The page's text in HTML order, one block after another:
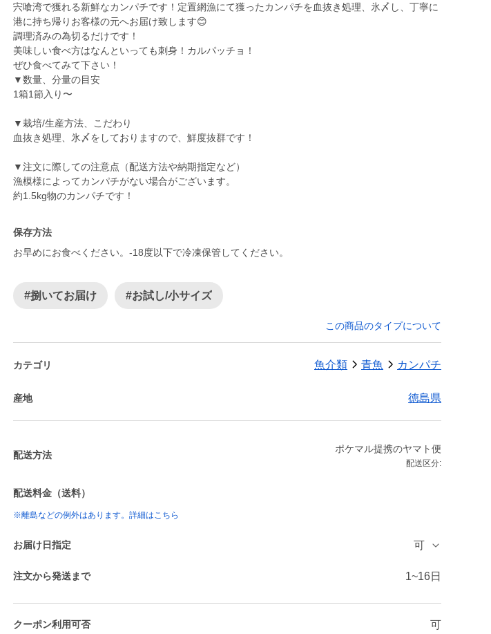
宍喰湾で獲れる新鮮なカンパチです！定置網漁にて獲ったカンパチを血抜き処理、氷〆し、丁寧に
港に持ち帰りお客様の元へお届け致します😊
調理済みの為切るだけです！
美味しい食べ方はなんといっても刺身！カルパッチョ！
ぜひ食べてみて下さい！
▼数量、分量の目安
1箱1節入り〜
▼栽培/生産方法、こだわり
血抜き処理、氷〆をしておりますので、鮮度抜群です！
▼注文に際しての注意点（配送方法や納期指定など）
漁模様によってカンパチがない場合がございます。
約1.5kg物のカンパチです！
保存方法
お早めにお食べください。-18度以下で冷凍保管してください。
#捌いてお届け #お試し/小サイズ
この商品のタイプについて
カテゴリ 魚介類 青魚 カンパチ
産地 徳島県
配送方法
ポケマル提携のヤマト便
配送区分:
配送料金（送料）
※離島などの例外はあります。詳細はこちら
お届け日指定 可
注文から発送まで 1~16日
クーポン利用可否 可